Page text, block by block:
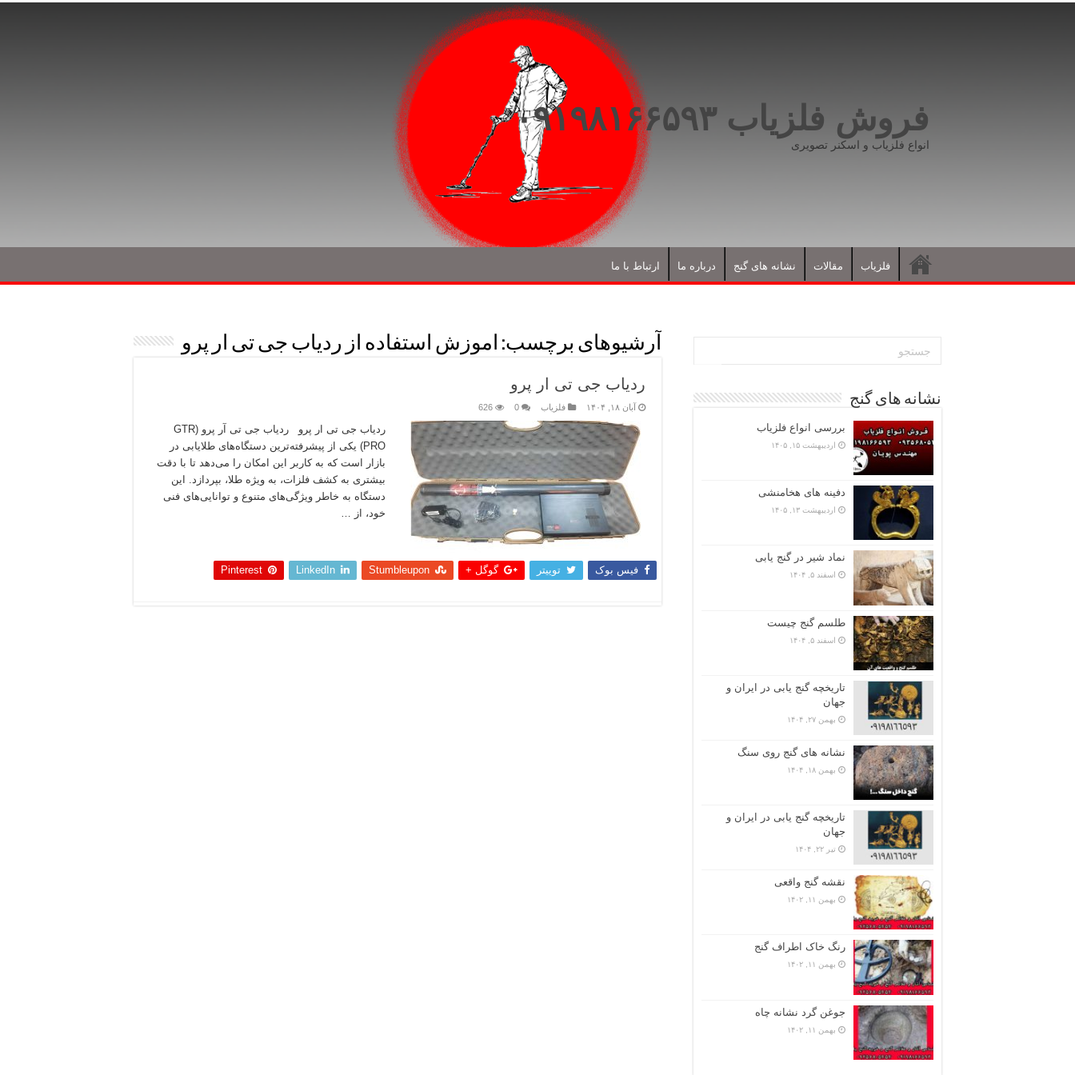
فروش فلزیاب ۰۹۱۹۸۱۶۶۵۹۳
انواع فلزیاب و اسکنر تصویری
فلزیاب مقالات نشانه های گنج درباره ما ارتباط با ما
آرشیوهای برچسب: اموزش استفاده از ردیاب جی تی ار پرو
ردیاب جی تی ار پرو
آبان ۱۸, ۱۴۰۴ فلزیاب 0
626
ردیاب جی تی ار پرو ردیاب جی تی آر پرو (GTR
PRO) یکی از پیشرفته‌ترین دستگاه‌های طلایابی در
بازار است که به کاربر این امکان را می‌دهد تا با دقت
بیشتری به کشف فلزات، به ویژه طلا، بپردازد. این
دستگاه به خاطر ویژگی‌های متنوع و توانایی‌های فنی
خود، از …
فیس بوک توییتر گوگل + Stumbleupon
LinkedIn
Pinterest
نشانه های گنج
بررسی انواع فلزیاب
اردیبهشت ۱۵, ۱۴۰۵
دفینه های هخامنشی
اردیبهشت ۱۳, ۱۴۰۵
نماد شیر در گنج یابی
اسفند ۵, ۱۴۰۴
طلسم گنج چیست
اسفند ۵, ۱۴۰۴
تاریخچه گنج‌ یابی در ایران و
جهان
بهمن ۲۷, ۱۴۰۴
نشانه های گنج روی سنگ
بهمن ۱۸, ۱۴۰۴
تاریخچه گنج‌ یابی در ایران و
جهان
تیر ۲۲, ۱۴۰۴
نقشه گنج واقعی
بهمن ۱۱, ۱۴۰۲
رنگ خاک اطراف گنج
بهمن ۱۱, ۱۴۰۲
جوغن گرد نشانه چاه
بهمن ۱۱, ۱۴۰۲